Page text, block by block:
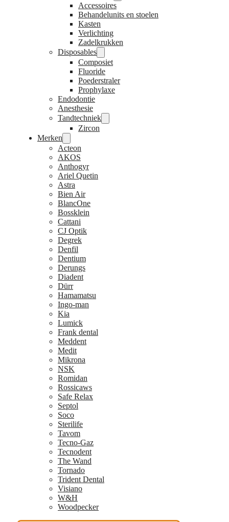
Accessoires
Behandelunits en stoelen
Kasten
Verlichting
Zadelkrukken
Disposables
Composiet
Fluoride
Poederstraler
Prophylaxe
Endodontie
Anesthesie
Tandtechniek
Zircon
Merken
Acteon
AKOS
Anthogyr
Ariel Quetin
Astra
Bien Air
BlancOne
Bossklein
Cattani
CJ Optik
Degrek
Denfil
Dentium
Derungs
Diadent
Dürr
Hamamatsu
Ingo-man
Kia
Lumick
Frank dental
Meddent
Medit
Mikrona
NSK
Romidan
Rossicaws
Safe Relax
Septol
Soco
Sterilife
Tavom
Tecno-Gaz
Tecnodent
The Wand
Tornado
Trident Dental
Visiano
W&H
Woodpecker